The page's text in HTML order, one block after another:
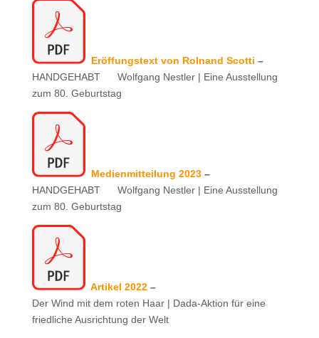
Eröffungstext von Rolnand Scotti –
HANDGEHABT Wolfgang Nestler | Eine Ausstellung
zum 80. Geburtstag
Medienmitteilung 2023 –
HANDGEHABT Wolfgang Nestler | Eine Ausstellung
zum 80. Geburtstag
Artikel 2022 –
Der Wind mit dem roten Haar | Dada-Aktion für eine
friedliche Ausrichtung der Welt